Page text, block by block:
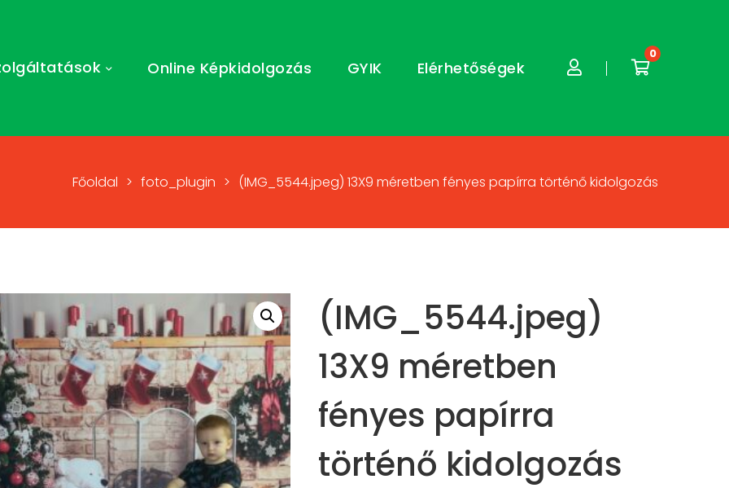
Online Képkidolgozás GYIK Elérhetőségek
0
Főoldal > foto_plugin > (IMG_5544.jpeg) 13X9 méretben fényes papírra történő kidolgozás
(IMG_5544.jpeg)
13X9 méretben
fényes papírra
történő kidolgozás